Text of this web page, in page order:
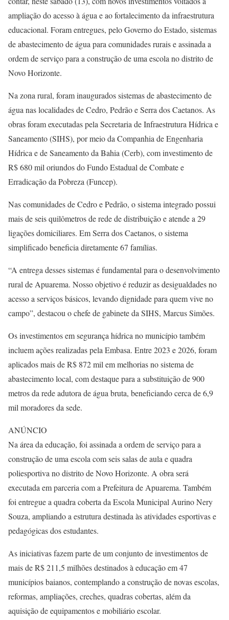
ampliação do acesso à água e ao fortalecimento da infraestrutura
educacional. Foram entregues, pelo Governo do Estado, sistemas
de abastecimento de água para comunidades rurais e assinada a
ordem de serviço para a construção de uma escola no distrito de
Novo Horizonte.
Na zona rural, foram inaugurados sistemas de abastecimento de
água nas localidades de Cedro, Pedrão e Serra dos Caetanos. As
obras foram executadas pela Secretaria de Infraestrutura Hídrica e
Saneamento (SIHS), por meio da Companhia de Engenharia
Hídrica e de Saneamento da Bahia (Cerb), com investimento de
R$ 680 mil oriundos do Fundo Estadual de Combate e
Erradicação da Pobreza (Funcep).
Nas comunidades de Cedro e Pedrão, o sistema integrado possui
mais de seis quilômetros de rede de distribuição e atende a 29
ligações domiciliares. Em Serra dos Caetanos, o sistema
simplificado beneficia diretamente 67 famílias.
“A entrega desses sistemas é fundamental para o desenvolvimento
rural de Apuarema. Nosso objetivo é reduzir as desigualdades no
acesso a serviços básicos, levando dignidade para quem vive no
campo”, destacou o chefe de gabinete da SIHS, Marcus Simões.
Os investimentos em segurança hídrica no município também
incluem ações realizadas pela Embasa. Entre 2023 e 2026, foram
aplicados mais de R$ 872 mil em melhorias no sistema de
abastecimento local, com destaque para a substituição de 900
metros da rede adutora de água bruta, beneficiando cerca de 6,9
mil moradores da sede.
ANÚNCIO
Na área da educação, foi assinada a ordem de serviço para a
construção de uma escola com seis salas de aula e quadra
poliesportiva no distrito de Novo Horizonte. A obra será
executada em parceria com a Prefeitura de Apuarema. Também
foi entregue a quadra coberta da Escola Municipal Aurino Nery
Souza, ampliando a estrutura destinada às atividades esportivas e
pedagógicas dos estudantes.
As iniciativas fazem parte de um conjunto de investimentos de
mais de R$ 211,5 milhões destinados à educação em 47
municípios baianos, contemplando a construção de novas escolas,
reformas, ampliações, creches, quadras cobertas, além da
aquisição de equipamentos e mobiliário escolar.